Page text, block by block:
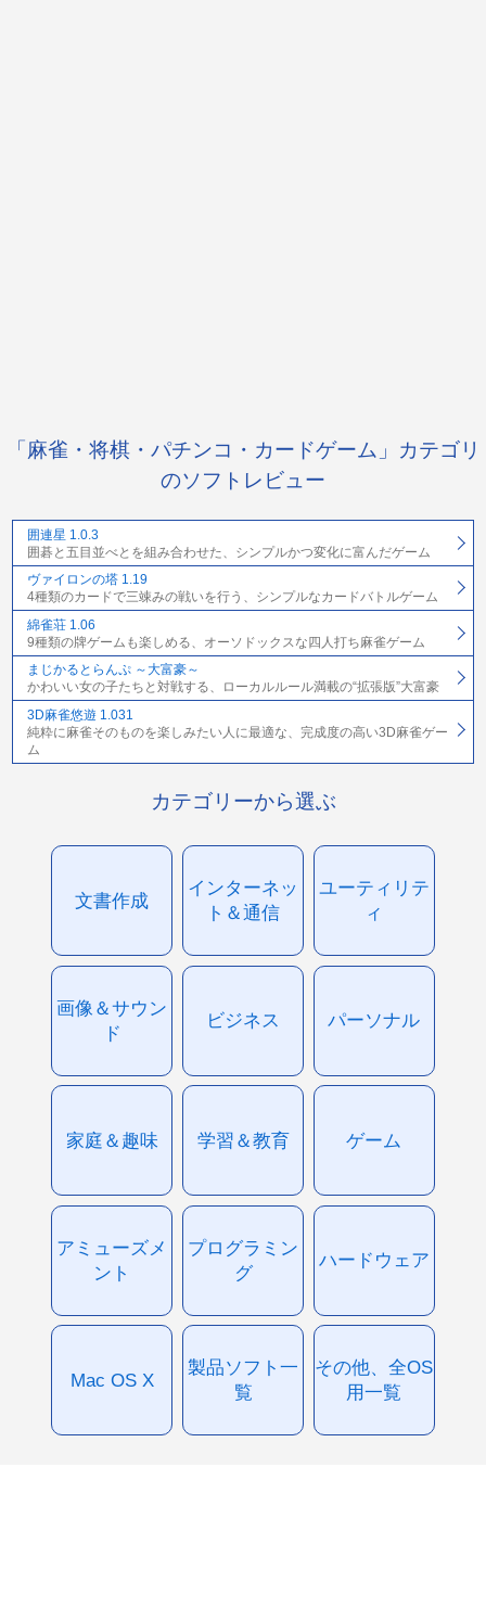
「麻雀・将棋・パチンコ・カードゲーム」カテゴリ
のソフトレビュー
囲連星 1.0.3
囲碁と五目並べとを組み合わせた、シンプルかつ変化に富んだゲーム
ヴァイロンの塔 1.19
4種類のカードで三竦みの戦いを行う、シンプルなカードバトルゲーム
綿雀荘 1.06
9種類の牌ゲームも楽しめる、オーソドックスな四人打ち麻雀ゲーム
まじかるとらんぷ ～大富豪～
かわいい女の子たちと対戦する、ローカルルール満載の“拡張版”大富豪
3D麻雀悠遊 1.031
純粋に麻雀そのものを楽しみたい人に最適な、完成度の高い3D麻雀ゲー
ム
カテゴリーから選ぶ
文書作成
インターネッ
ト＆通信
ユーティリテ
ィ
画像＆サウン
ド
ビジネス パーソナル
家庭＆趣味 学習＆教育 ゲーム
アミューズメ
ント
プログラミン
グ
ハードウェア
Mac OS X
製品ソフト一
覧
その他、全OS
用一覧